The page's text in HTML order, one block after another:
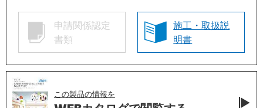
申請関係認定
書類
施工・取扱説
明書
この製品の情報を